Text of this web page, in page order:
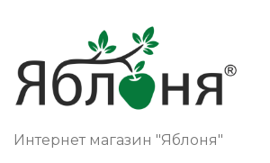
Интернет магазин "Яблоня"